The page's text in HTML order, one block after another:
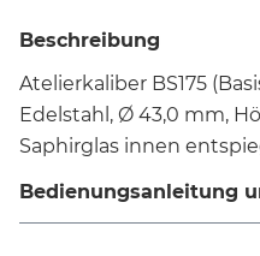
Beschreibung
Atelierkaliber BS175
Edelstahl, Ø 43,0 mm,
Saphirglas innen
Bedienungsanleitung